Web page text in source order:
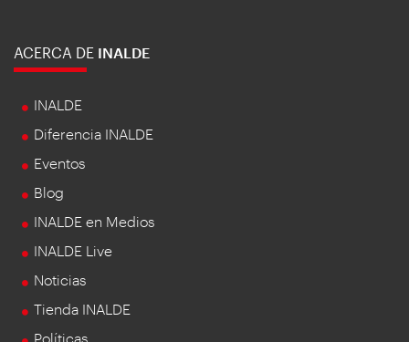
ACERCA DE INALDE
INALDE
Diferencia INALDE
Eventos
Blog
INALDE en Medios
INALDE Live
Noticias
Tienda INALDE
Políticas